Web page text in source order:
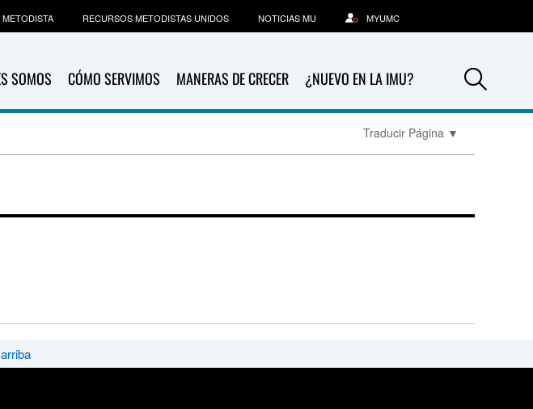
SOMOS CÓMO SERVIMOS MANERAS DE CRECER ¿NUEVO EN LA IMU?
RECURSOS METODISTAS UNIDOS NOTICIAS MU MYUMC
Traducir Página ▼